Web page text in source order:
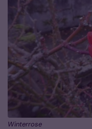
Winterrose